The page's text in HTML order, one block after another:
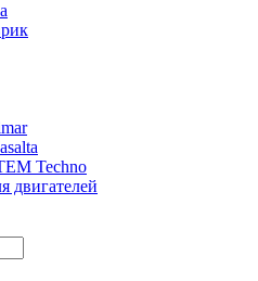
Techno
двигателей